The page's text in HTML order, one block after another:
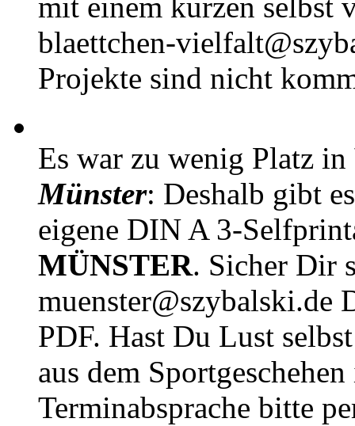
blaettchen-
Projekte sind nicht
Es war zu wenig Platz in
Münster: Deshalb gibt
eigene DIN A 3-
MÜNSTER. Sicher Dir
muenster@szybalski.de
PDF. Hast Du Lust
aus dem
Terminabsprache bitte